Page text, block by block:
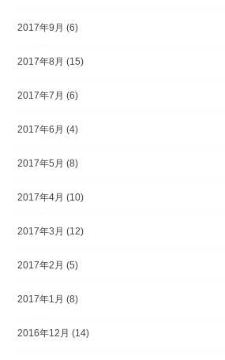
2017年9月 (6)
2017年8月 (15)
2017年7月 (6)
2017年6月 (4)
2017年5月 (8)
2017年4月 (10)
2017年3月 (12)
2017年2月 (5)
2017年1月 (8)
2016年12月 (14)